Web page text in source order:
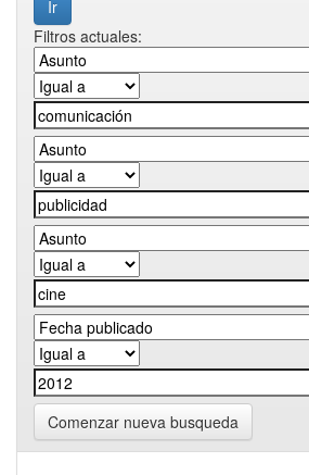
Filtros actuales:
Comenzar nueva busqueda